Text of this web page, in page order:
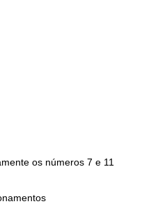
os números 7 e 11